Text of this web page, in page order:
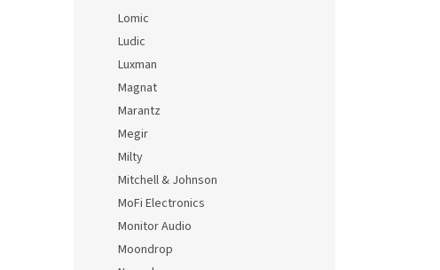
Lomic
Ludic
Luxman
Magnat
Marantz
Megir
Milty
Mitchell & Johnson
MoFi Electronics
Monitor Audio
Moondrop